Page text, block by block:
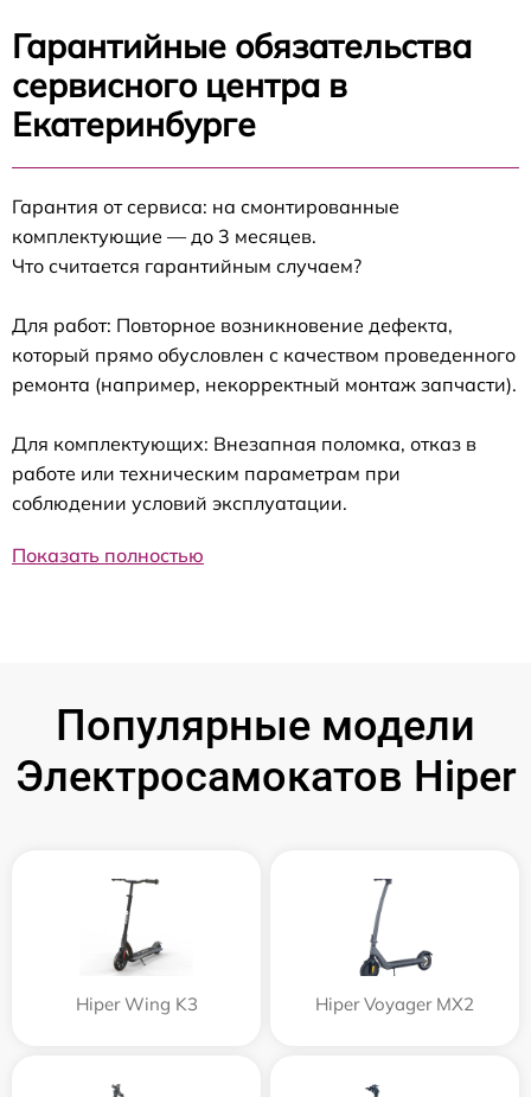
Гарантийные обязательства
сервисного центра в
Екатеринбурге
Гарантия от сервиса: на смонтированные
комплектующие — до 3 месяцев.
Что считается гарантийным случаем?
Для работ: Повторное возникновение дефекта,
который прямо обусловлен с качеством проведенного
ремонта (например, некорректный монтаж запчасти).
Для комплектующих: Внезапная поломка, отказ в
работе или техническим параметрам при
соблюдении условий эксплуатации.
Показать полностью
Популярные модели
Электросамокатов Hiper
Hiper Wing K3 Hiper Voyager MX2